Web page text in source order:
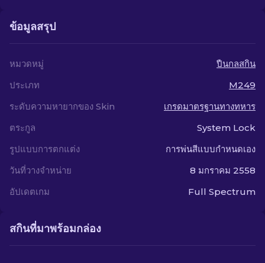
ข้อมูลสรุป
หมวดหมู่
ปืนกลสกิน
ประเภท
M249
ระดับความหายากของ Skin
เกรดมาตรฐานทางทหาร
ตระกูล
System Lock
รูปแบบการตกแต่ง
การพ่นสีแบบกำหนดเอง
วันที่วางจำหน่าย
8 มกราคม 2558
อัปเดตเกม
Full Spectrum
สกินที่มาพร้อมกล่อง